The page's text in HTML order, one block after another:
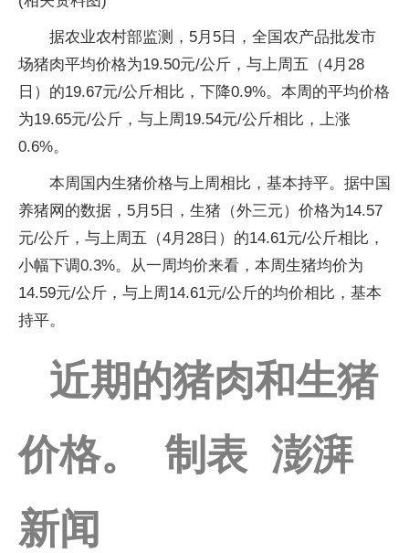
据农业农村部监测，5月5日，全国农产品批发市
场猪肉平均价格为19.50元/公斤，与上周五（4月28
日）的19.67元/公斤相比，下降0.9%。本周的平均价格
为19.65元/公斤，与上周19.54元/公斤相比，上涨
0.6%。
本周国内生猪价格与上周相比，基本持平。据中国
养猪网的数据，5月5日，生猪（外三元）价格为14.57
元/公斤，与上周五（4月28日）的14.61元/公斤相比，
小幅下调0.3%。从一周均价来看，本周生猪均价为
14.59元/公斤，与上周14.61元/公斤的均价相比，基本
持平。
近期的猪肉和生猪
价格。 制表 澎湃
新闻